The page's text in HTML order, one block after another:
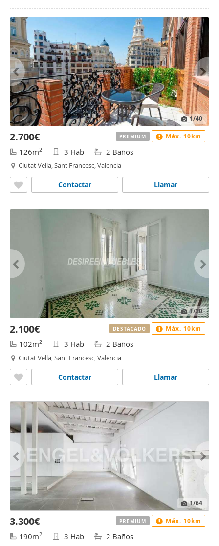
1/40
2.700€
126m2 3 Hab 2 Baños
Ciutat Vella, Sant Francesc, Valencia
Llamar
Contactar
PREMIUM Máx. 10km
1/20
2.100€
102m2 3 Hab 2 Baños
Ciutat Vella, Sant Francesc, Valencia
Llamar
Contactar
DESTACADO Máx. 10km
1/64
3.300€
190m2 3 Hab 2 Baños
PREMIUM Máx. 10km